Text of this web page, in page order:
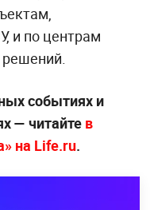
и по центрам
решений.
событиях и
— читайте в
на Life.ru.